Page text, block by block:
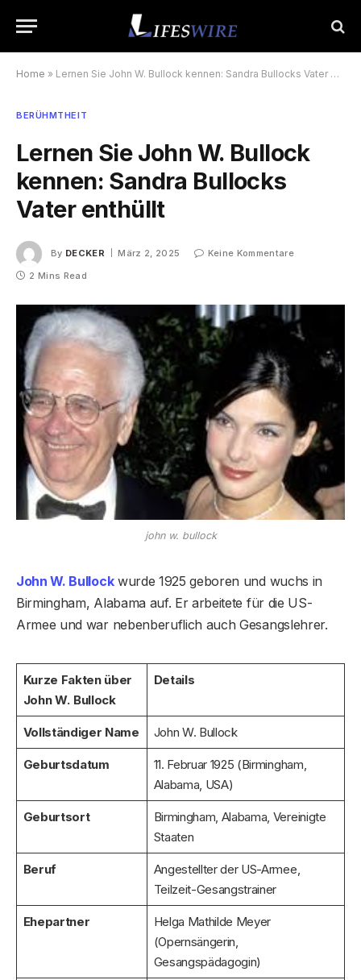
Home » Lernen Sie John W. Bullock kennen: Sandra Bullocks Vater enthüllt
BERÜHMTHEIT
Lernen Sie John W. Bullock
kennen: Sandra Bullocks
Vater enthüllt
By DECKER März 2, 2025
Keine Kommentare
2 Mins Read
john w. bullock
John W. Bullockwurde 1925 geboren und wuchs in
Birmingham, Alabama auf. Er arbeitete für die US-
Armee und war nebenberuflich auch Gesangslehrer.
Kurze Fakten über
John W. Bullock
Details
Vollständiger Name John W. Bullock
Geburtsdatum
11. Februar 1925 (Birmingham,
Alabama, USA)
Geburtsort
Birmingham, Alabama, Vereinigte
Staaten
Beruf
Angestellter der US-Armee,
Teilzeit-Gesangstrainer
Ehepartner
Helga Mathilde Meyer
(Opernsängerin,
Gesangspädagogin)